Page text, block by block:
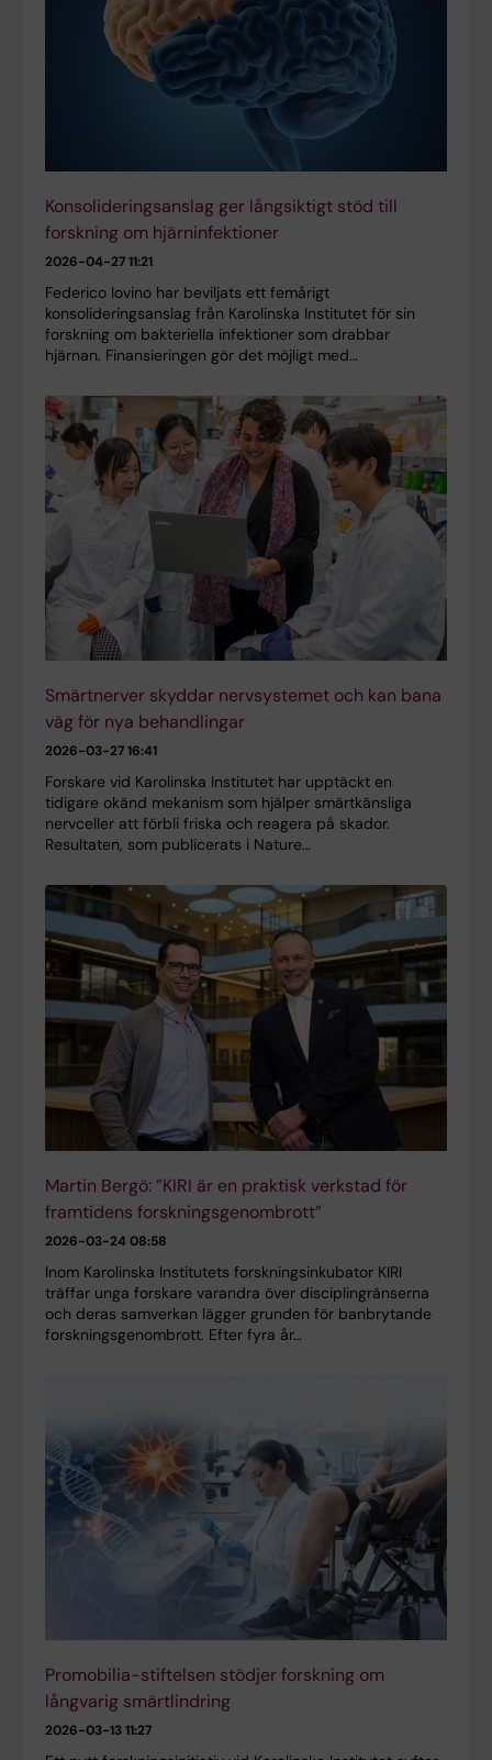
Konsolideringsanslag ger långsiktigt stöd till
forskning om hjärninfektioner
2026-04-27 11:21
Federico Iovino har beviljats ett femårigt
konsolideringsanslag från Karolinska Institutet för sin
forskning om bakteriella infektioner som drabbar
hjärnan. Finansieringen gör det möjligt med…
Smärtnerver skyddar nervsystemet och kan bana
väg för nya behandlingar
2026-03-27 16:41
Forskare vid Karolinska Institutet har upptäckt en
tidigare okänd mekanism som hjälper smärtkänsliga
nervceller att förbli friska och reagera på skador.
Resultaten, som publicerats i Nature…
Martin Bergö: ”KIRI är en praktisk verkstad för
framtidens forskningsgenombrott”
2026-03-24 08:58
Inom Karolinska Institutets forskningsinkubator KIRI
träffar unga forskare varandra över disciplingränserna
och deras samverkan lägger grunden för banbrytande
forskningsgenombrott. Efter fyra år…
Promobilia-stiftelsen stödjer forskning om
långvarig smärtlindring
2026-03-13 11:27